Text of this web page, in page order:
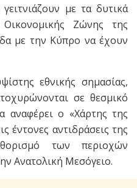
με τα δυτικά
Ζώνης της
με την Κύπρο να έχουν
εθνικής σημασίας,
σε θεσμικό
αναφέρει ο «Χάρτης της
έντονες αντιδράσεις της
των περιοχών
Ανατολική Μεσόγειο.